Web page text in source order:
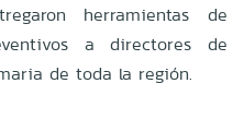
herramientas de
a directores de
de toda la región.